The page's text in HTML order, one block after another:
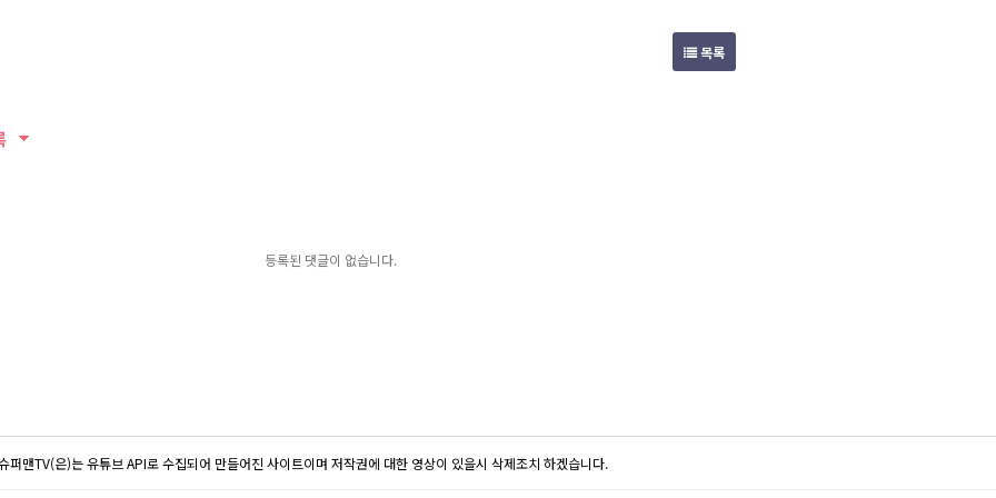
목록
등록된 댓글이 없습니다.
퍼맨TV(은)는 유튜브 API로 수집되어 만들어진 사이트이며 저작권에 대한 영상이 있을시 삭제조치 하겠습니다.